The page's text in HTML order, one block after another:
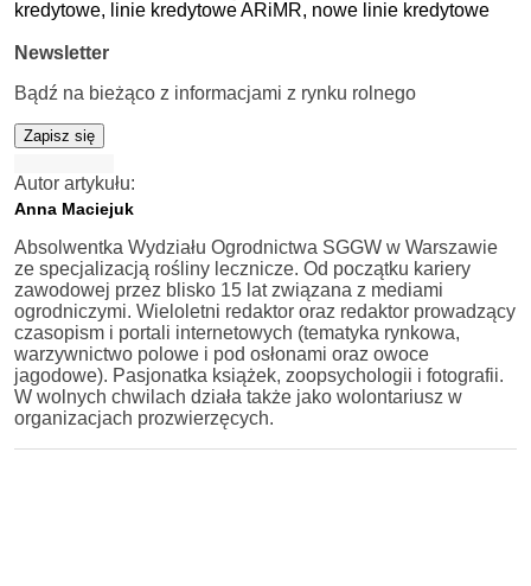
kredytowe, linie kredytowe ARiMR, nowe linie kredytowe
Newsletter
Bądź na bieżąco z informacjami z rynku rolnego
Zapisz się
Autor artykułu:
Anna Maciejuk
Absolwentka Wydziału Ogrodnictwa SGGW w Warszawie
ze specjalizacją rośliny lecznicze. Od początku kariery
zawodowej przez blisko 15 lat związana z mediami
ogrodniczymi. Wieloletni redaktor oraz redaktor prowadzący
czasopism i portali internetowych (tematyka rynkowa,
warzywnictwo polowe i pod osłonami oraz owoce
jagodowe). Pasjonatka książek, zoopsychologii i fotografii.
W wolnych chwilach działa także jako wolontariusz w
organizacjach prozwierzęcych.